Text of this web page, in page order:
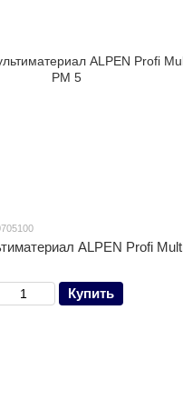
ALPEN Profi
Купить